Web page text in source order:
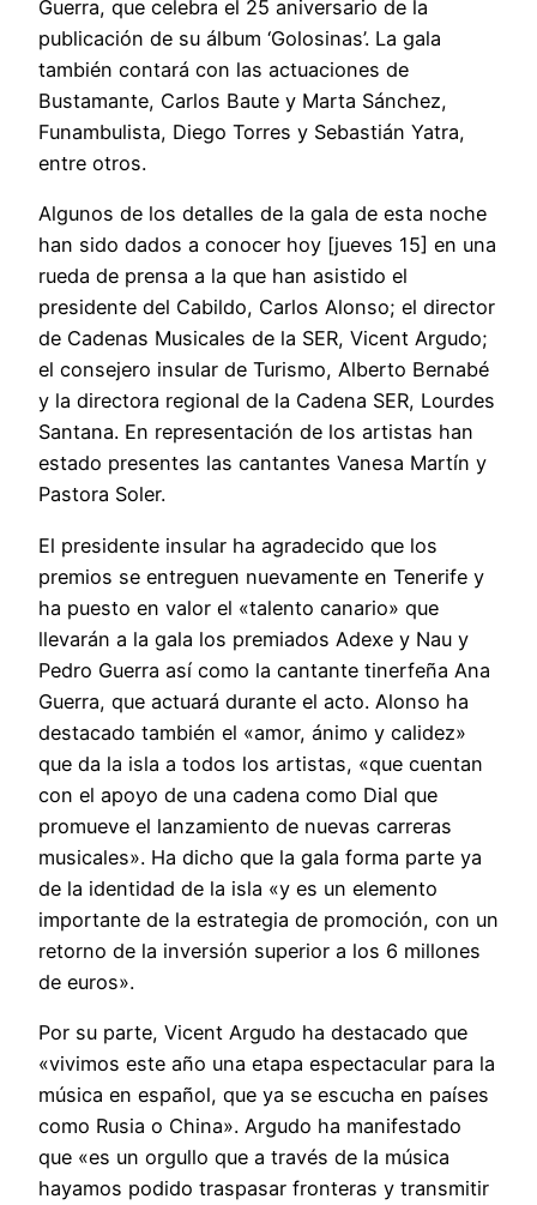
Guerra, que celebra el 25 aniversario de la
publicación de su álbum ‘Golosinas’. La gala
también contará con las actuaciones de
Bustamante, Carlos Baute y Marta Sánchez,
Funambulista, Diego Torres y Sebastián Yatra,
entre otros.
Algunos de los detalles de la gala de esta noche
han sido dados a conocer hoy [jueves 15] en una
rueda de prensa a la que han asistido el
presidente del Cabildo, Carlos Alonso; el director
de Cadenas Musicales de la SER, Vicent Argudo;
el consejero insular de Turismo, Alberto Bernabé
y la directora regional de la Cadena SER, Lourdes
Santana. En representación de los artistas han
estado presentes las cantantes Vanesa Martín y
Pastora Soler.
El presidente insular ha agradecido que los
premios se entreguen nuevamente en Tenerife y
ha puesto en valor el «talento canario» que
llevarán a la gala los premiados Adexe y Nau y
Pedro Guerra así como la cantante tinerfeña Ana
Guerra, que actuará durante el acto. Alonso ha
destacado también el «amor, ánimo y calidez»
que da la isla a todos los artistas, «que cuentan
con el apoyo de una cadena como Dial que
promueve el lanzamiento de nuevas carreras
musicales». Ha dicho que la gala forma parte ya
de la identidad de la isla «y es un elemento
importante de la estrategia de promoción, con un
retorno de la inversión superior a los 6 millones
de euros».
Por su parte, Vicent Argudo ha destacado que
«vivimos este año una etapa espectacular para la
música en español, que ya se escucha en países
como Rusia o China». Argudo ha manifestado
que «es un orgullo que a través de la música
hayamos podido traspasar fronteras y transmitir